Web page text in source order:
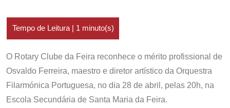
O Rotary Clube da Feira reconhece o mérito profissional de
Osvaldo Ferreira, maestro e diretor artístico da Orquestra
Filarmónica Portuguesa, no dia 28 de abril, pelas 20h, na
Escola Secundária de Santa Maria da Feira.